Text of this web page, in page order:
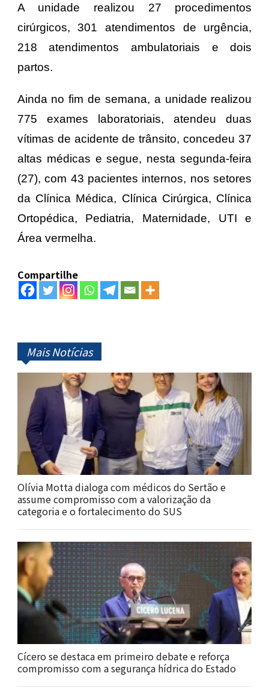
A unidade realizou 27 procedimentos
cirúrgicos, 301 atendimentos de urgência,
218 atendimentos ambulatoriais e dois
partos.
Ainda no fim de semana, a unidade realizou
775 exames laboratoriais, atendeu duas
vítimas de acidente de trânsito, concedeu 37
altas médicas e segue, nesta segunda-feira
(27), com 43 pacientes internos, nos setores
da Clínica Médica, Clínica Cirúrgica, Clínica
Ortopédica, Pediatria, Maternidade, UTI e
Área vermelha.
Compartilhe
Mais Notícias
Olívia Motta dialoga com médicos do Sertão e
assume compromisso com a valorização da
categoria e o fortalecimento do SUS
Cícero se destaca em primeiro debate e reforça
compromisso com a segurança hídrica do Estado